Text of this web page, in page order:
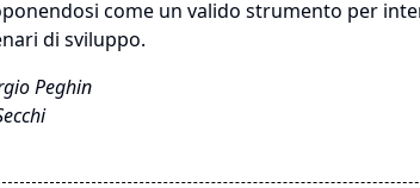
come un valido strumento per
di sviluppo.
Peghin